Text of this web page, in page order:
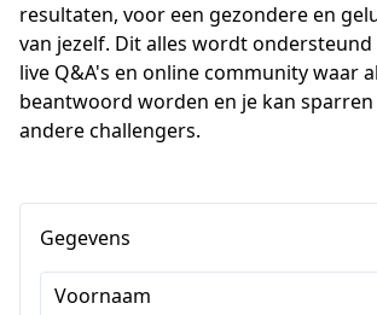
resultaten, voor een gezondere en
van jezelf. Dit alles wordt
live Q&A's en online community waar
beantwoord worden en je kan sparren
andere challengers.
Gegevens
Voornaam